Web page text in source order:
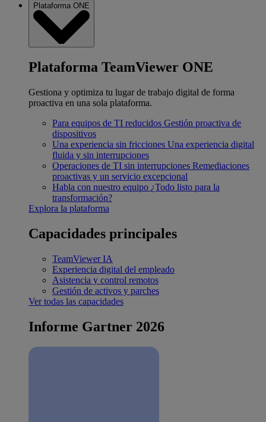
Plataforma ONE
Plataforma TeamViewer ONE
Gestiona y optimiza tu lugar de trabajo digital de forma
proactiva en una sola plataforma.
Para equipos de TI reducidos Gestión proactiva de
dispositivos
Una experiencia sin fricciones Una experiencia digital
fluida y sin interrupciones
Operaciones de TI sin interrupciones Remediaciones
proactivas y un servicio excepcional
Habla con nuestro equipo ¿Todo listo para la
transformación?
Explora la plataforma
Capacidades principales
TeamViewer IA
Experiencia digital del empleado
Asistencia y control remotos
Gestión de activos y parches
Ver todas las capacidades
Informe Gartner 2026